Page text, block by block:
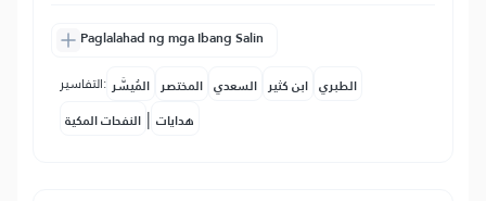
Paglalahad ng mga Ibang Salin
التفاسير: المُيسَّر المختصر السعدي ابن كثير الطبري
النفحات المكية | هدايات